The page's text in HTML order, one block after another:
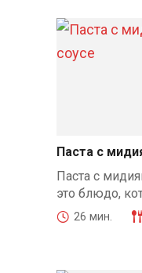
Паста с
Паста с
это блюдо,
26 мин.